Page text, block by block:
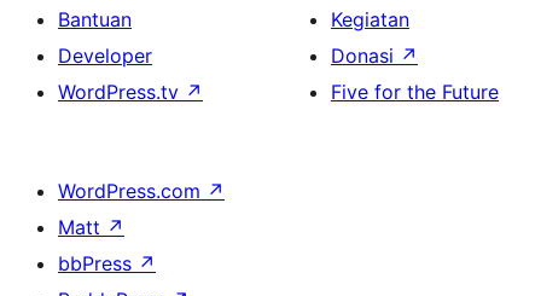
Bantuan
Developer
WordPress.tv ↗
Kegiatan
Donasi ↗
Five for the Future
WordPress.com ↗
Matt ↗
bbPress ↗